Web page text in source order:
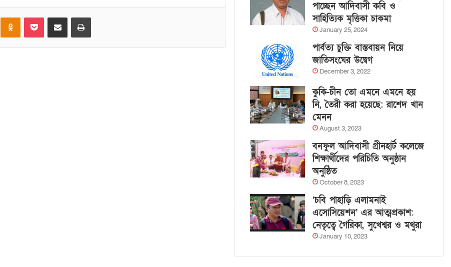
পাচ্ছেন আদিবাসী কবি ও
সাহিত্যিক মৃত্তিকা চাকমা
January 25, 2024
পার্বত্য চুক্তি বাস্তবায়ন নিয়ে
জাতিসংঘের উদ্বেগ
December 3, 2022
কুকি-চীন তো এমনে এমনে হয়
নি, তৈরী করা হয়েছে: রাশেদ খান
মেনন
August 3, 2023
বনফুল আদিবাসী গ্রীনহার্ট কলেজে
শিক্ষার্থীদের পরিচিতি অনুষ্ঠান
অনুষ্ঠিত
October 8, 2023
‘চবি পাহাড়ি এলামনাই
এসোসিয়েশন’ এর আত্মপ্রকাশ:
নেতৃত্বে গৈরিকা, সুখেশ্বর ও মথুরা
January 10, 2023